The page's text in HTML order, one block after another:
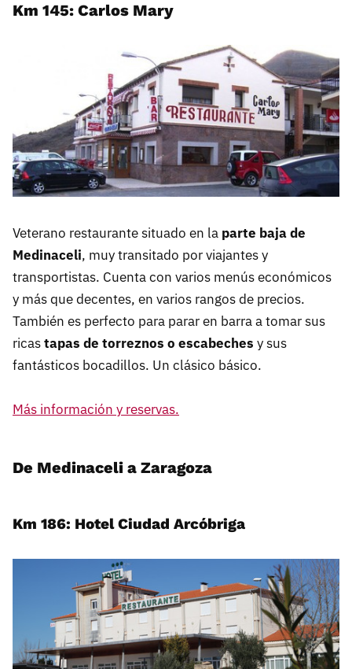
Km 145: Carlos Mary
Veterano restaurante situado en la parte baja de
Medinaceli, muy transitado por viajantes y
transportistas. Cuenta con varios menús económicos
y más que decentes, en varios rangos de precios.
También es perfecto para parar en barra a tomar sus
ricastapas de torreznos o escabeches y sus
fantásticos bocadillos. Un clásico básico.
Más información y reservas.
De Medinaceli a Zaragoza
Km 186: Hotel Ciudad Arcóbriga